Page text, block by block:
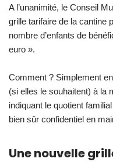
A l’unanimité, le Conseil
grille tarifaire de la cantine
nombre d’enfants de
euro ».
Comment ? Simplement
(si elles le souhaitent) à la
indiquant le quotient
bien sûr confidentiel en
Une nouvelle